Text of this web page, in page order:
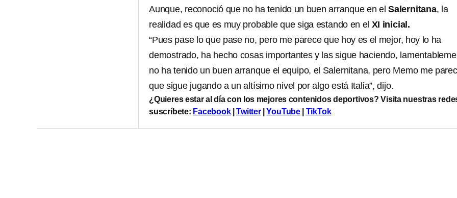
Aunque, reconoció que no ha tenido un buen arranque en el Salernitana, la
realidad es que es muy probable que siga estando en el XI inicial.
“Pues pase lo que pase no, pero me parece que hoy es el mejor, hoy lo ha
demostrado, ha hecho cosas importantes y las sigue haciendo,
no ha tenido un buen arranque el equipo, el Salernitana, pero Memo me
que sigue jugando a un altísimo nivel por algo está Italia”, dijo.
¿Quieres estar al día con los mejores contenidos deportivos? Visita nuestras
suscríbete: Facebook|Twitter|YouTube TikTok